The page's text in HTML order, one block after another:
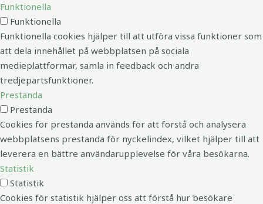
Funktionella
Funktionella
Funktionella cookies hjälper till att utföra vissa funktioner som
att dela innehållet på webbplatsen på sociala
medieplattformar, samla in feedback och andra
tredjepartsfunktioner.
Prestanda
Prestanda
Cookies för prestanda används för att förstå och analysera
webbplatsens prestanda för nyckelindex, vilket hjälper till att
leverera en bättre användarupplevelse för våra besökarna.
Statistik
Statistik
Cookies för statistik hjälper oss att förstå hur besökare